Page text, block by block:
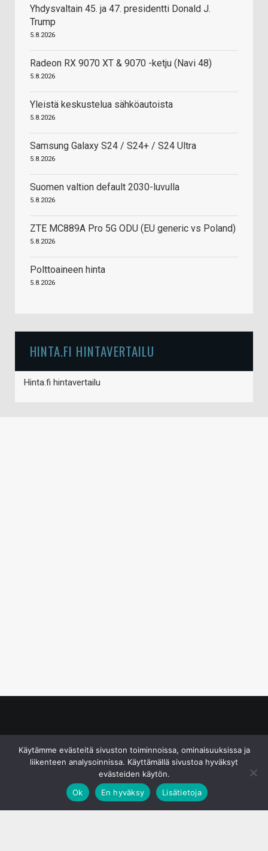
Yhdysvaltain 45. ja 47. presidentti Donald J.
Trump
5.8.2026
Radeon RX 9070 XT & 9070 -ketju (Navi 48)
5.8.2026
Yleistä keskustelua sähköautoista
5.8.2026
Samsung Galaxy S24 / S24+ / S24 Ultra
5.8.2026
Suomen valtion default 2030-luvulla
5.8.2026
ZTE MC889A Pro 5G ODU (EU generic vs Poland)
5.8.2026
Polttoaineen hinta
5.8.2026
HINTA.FI HINTAVERTAILU
Hinta.fi hintavertailu
Käytämme evästeitä sivuston toiminnoissa, ominaisuuksissa ja
liikenteen analysoinnissa. Käyttämällä sivustoa hyväksyt
evästeiden käytön.
Ok
En hyväksy Lisätietoja